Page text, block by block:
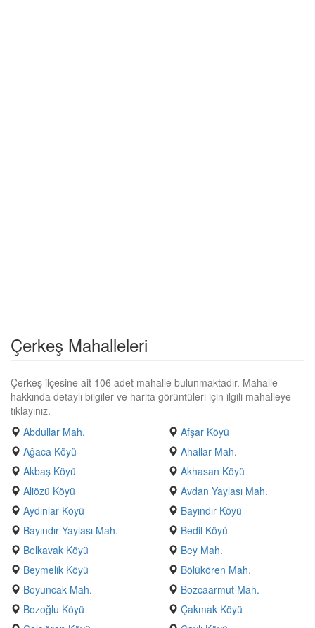
Çerkeş Mahalleleri
Çerkeş ilçesine ait 106 adet mahalle bulunmaktadır. Mahalle
hakkında detaylı bilgiler ve harita görüntüleri için ilgili mahalleye
tıklayınız.
Abdullar Mah.
Afşar Köyü
Ağaca Köyü
Ahallar Mah.
Akbaş Köyü
Akhasan Köyü
Aliözü Köyü
Avdan Yaylası Mah.
Aydınlar Köyü
Bayındır Köyü
Bayındır Yaylası Mah.
Bedil Köyü
Belkavak Köyü
Bey Mah.
Beymelik Köyü
Bölükören Mah.
Boyuncak Mah.
Bozcaarmut Mah.
Bozoğlu Köyü
Çakmak Köyü